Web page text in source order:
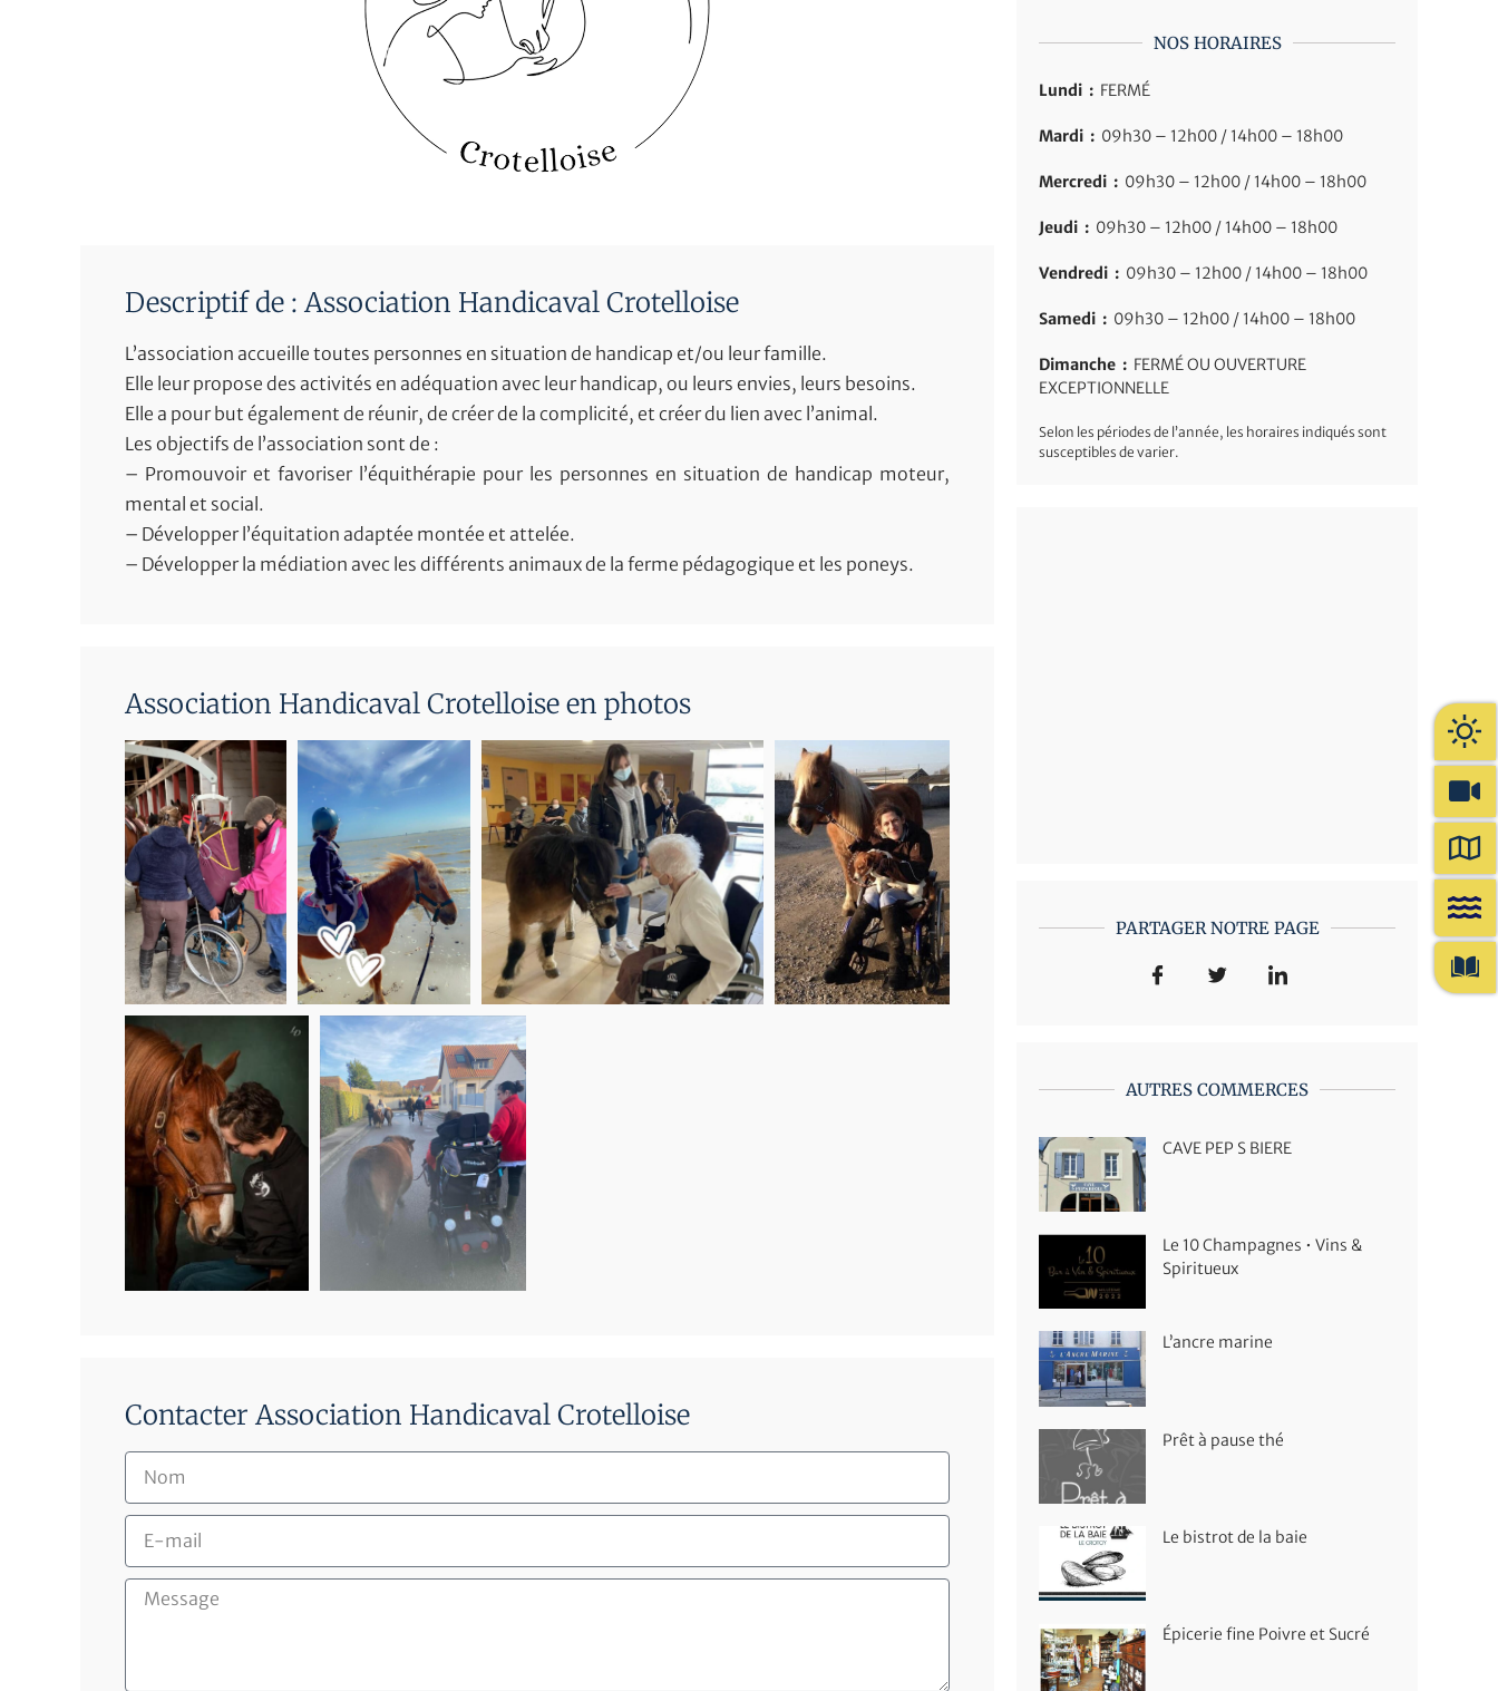
Descriptif de : Association Handicaval Crotelloise
L’association accueille toutes personnes en situation de handicap et/ou leur famille.
Elle leur propose des activités en adéquation avec leur handicap, ou leurs envies, leurs besoins.
Elle a pour but également de réunir, de créer de la complicité, et créer du lien avec l’animal.
Les objectifs de l’association sont de :
– Promouvoir et favoriser l’équithérapie pour les personnes en situation de handicap moteur,
mental et social.
– Développer l’équitation adaptée montée et attelée.
– Développer la médiation avec les différents animaux de la ferme pédagogique et les poneys.
Association Handicaval Crotelloise en photos
Contacter Association Handicaval Crotelloise
NOS HORAIRES
Lundi : FERMÉ
Mardi : 09h30 – 12h00 / 14h00 – 18h00
Mercredi : 09h30 – 12h00 / 14h00 – 18h00
Jeudi : 09h30 – 12h00 / 14h00 – 18h00
Vendredi : 09h30 – 12h00 / 14h00 – 18h00
Samedi : 09h30 – 12h00 / 14h00 – 18h00
Dimanche : FERMÉ OU OUVERTURE
EXCEPTIONNELLE
Selon les périodes de l’année, les horaires indiqués sont
susceptibles de varier.
PARTAGER NOTRE PAGE
AUTRES COMMERCES
CAVE PEP S BIERE
Le 10 Champagnes • Vins &
Spiritueux
L’ancre marine
Prêt à pause thé
Le bistrot de la baie
Épicerie fine Poivre et Sucré